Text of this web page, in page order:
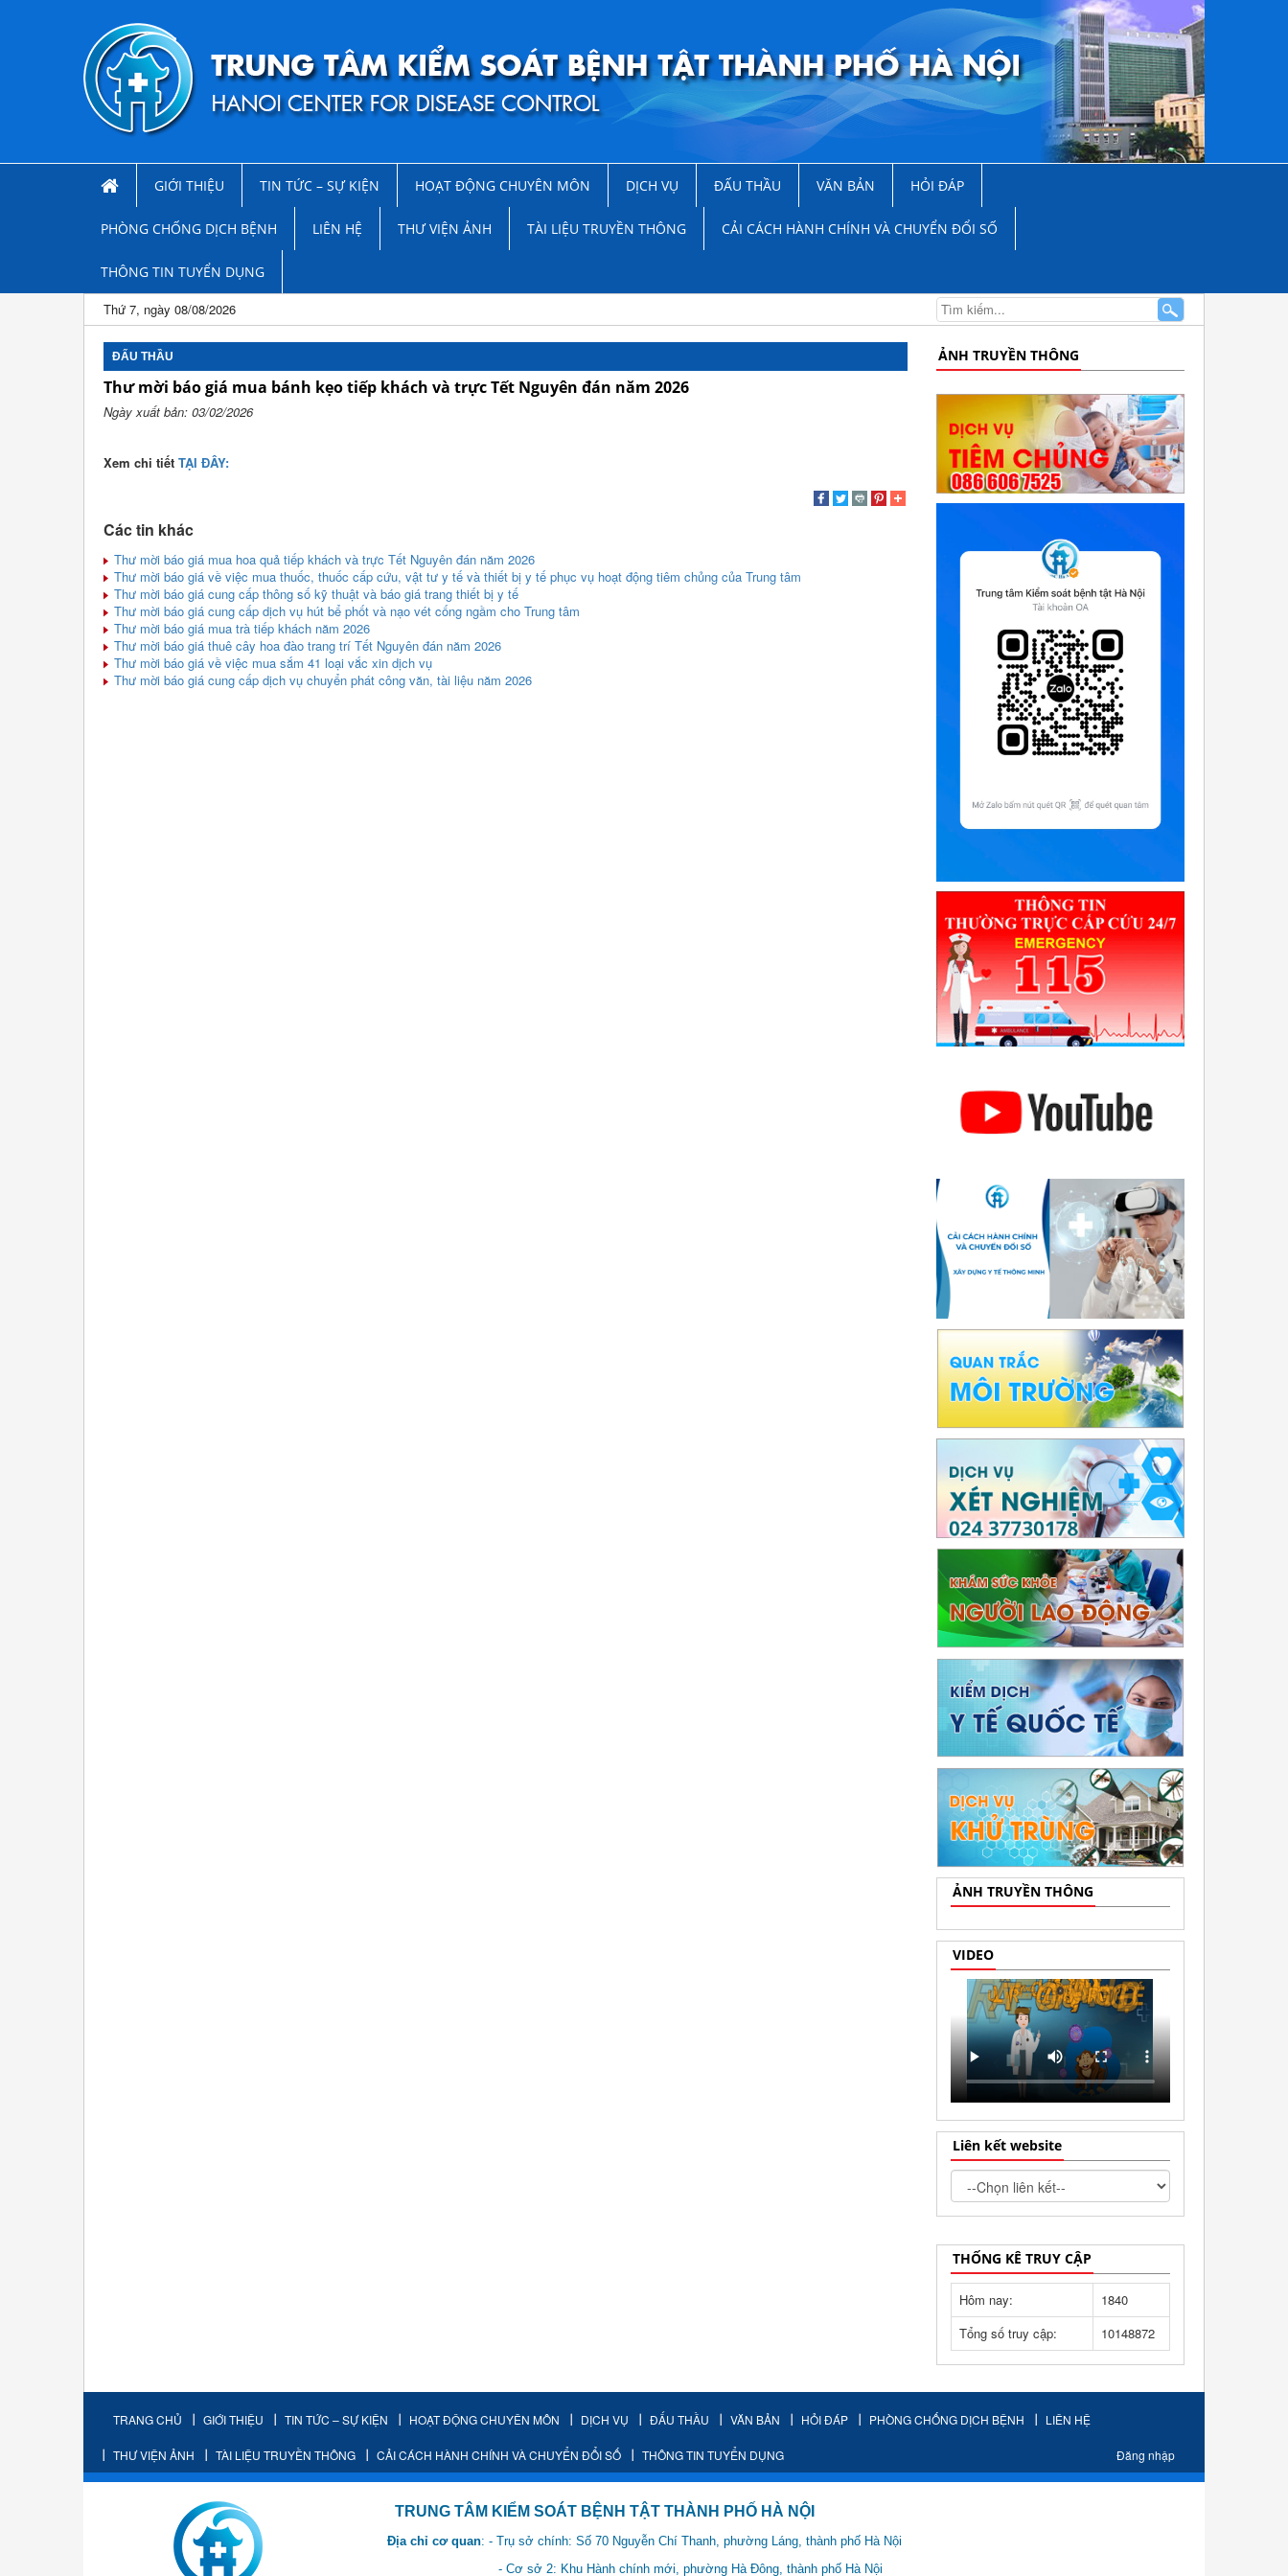
GIỚI THIỆU TIN TỨC – SỰ KIỆN HOẠT ĐỘNG CHUYÊN MÔN DỊCH VỤ ĐẤU THẦU VĂN BẢN HỎI ĐÁP
PHÒNG CHỐNG DỊCH BỆNH LIÊN HỆ THƯ VIỆN ẢNH TÀI LIỆU TRUYỀN THÔNG CẢI CÁCH HÀNH CHÍNH VÀ CHUYỂN ĐỔI SỐ
THÔNG TIN TUYỂN DỤNG
Thứ 7, ngày 08/08/2026
ĐẤU THẦU
Thư mời báo giá mua bánh kẹo tiếp khách và trực Tết Nguyên đán năm 2026
Ngày xuất bản: 03/02/2026
Xem chi tiết TẠI ĐÂY:
Các tin khác
Thư mời báo giá mua hoa quả tiếp khách và trực Tết Nguyên đán năm 2026
Thư mời báo giá về việc mua thuốc, thuốc cấp cứu, vật tư y tế và thiết bị y tế phục vụ hoạt động tiêm chủng của Trung tâm
Thư mời báo giá cung cấp thông số kỹ thuật và báo giá trang thiết bị y tế
Thư mời báo giá cung cấp dịch vụ hút bể phốt và nạo vét cống ngầm cho Trung tâm
Thư mời báo giá mua trà tiếp khách năm 2026
Thư mời báo giá thuê cây hoa đào trang trí Tết Nguyên đán năm 2026
Thư mời báo giá về việc mua sắm 41 loại vắc xin dịch vụ
Thư mời báo giá cung cấp dịch vụ chuyển phát công văn, tài liệu năm 2026
ẢNH TRUYỀN THÔNG
ẢNH TRUYỀN THÔNG
VIDEO
Liên kết website
THỐNG KÊ TRUY CẬP
Hôm nay:
1840
Tổng số truy cập:
10148872
TRANG CHỦ GIỚI THIỆU TIN TỨC – SỰ KIỆN HOẠT ĐỘNG CHUYÊN MÔN DỊCH VỤ ĐẤU THẦU VĂN BẢN HỎI ĐÁP PHÒNG CHỐNG DỊCH BỆNH LIÊN HỆ
THƯ VIỆN ẢNH TÀI LIỆU TRUYỀN THÔNG CẢI CÁCH HÀNH CHÍNH VÀ CHUYỂN ĐỔI SỐ THÔNG TIN TUYỂN DỤNG Đăng nhập
TRUNG TÂM KIỂM SOÁT BỆNH TẬT THÀNH PHỐ HÀ NỘI
Địa chỉ cơ quan: - Trụ sở chính: Số 70 Nguyễn Chí Thanh, phường Láng, thành phố Hà Nội
- Cơ sở 2: Khu Hành chính mới, phường Hà Đông, thành phố Hà Nội